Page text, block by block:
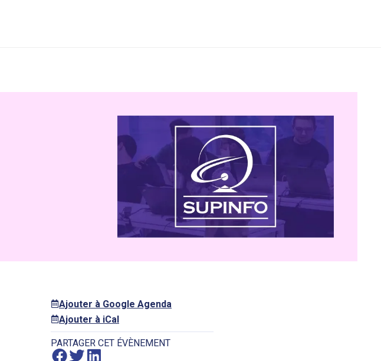
Ajouter à Google Agenda
Ajouter à iCal
PARTAGER CET ÉVÈNEMENT